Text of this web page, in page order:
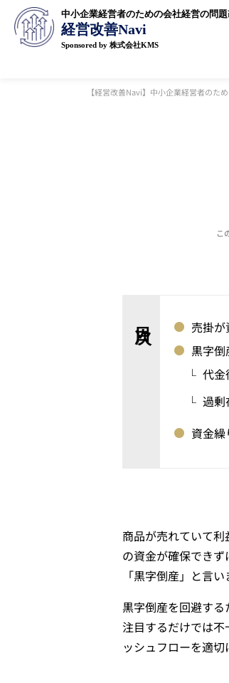
中小企業経営者のための会社経営の問
経営改善Navi
Sponsored by 株式会社KMS
【経営改善Navi】中小企業経営者のた
こ
売掛が
黒字
代金
過剰
資金
商品が売れていて
の資金が確保でき
「黒字倒産」と言い
黒字倒産を回避す
注目するだけでは
ッシュフローを適切